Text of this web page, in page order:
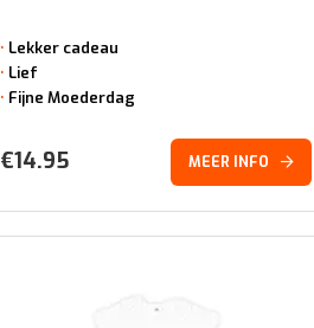
Lekker cadeau
Lief
Fijne Moederdag
€14.95 MEER INFO